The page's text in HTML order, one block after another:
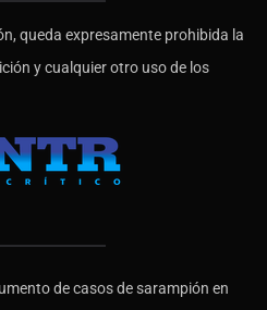
queda expresamente prohibida la
y cualquier otro uso de los
de casos de sarampión en